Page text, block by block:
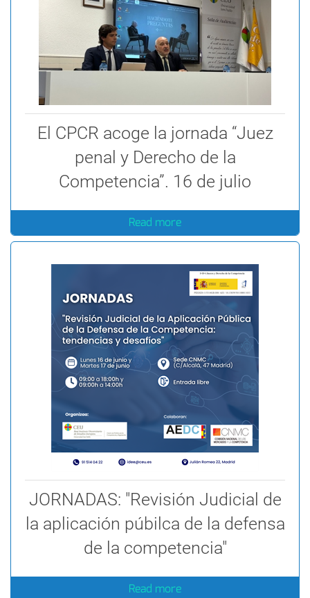
El CPCR acoge la jornada “Juez
penal y Derecho de la
Competencia”. 16 de julio
Read more
JORNADAS: "Revisión Judicial de
la aplicación púbilca de la defensa
de la competencia"
Read more